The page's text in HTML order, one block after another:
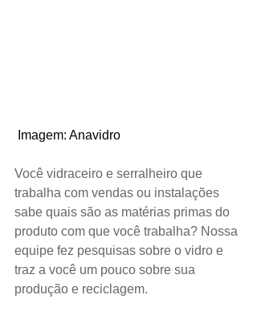
Imagem: Anavidro
Você vidraceiro e serralheiro que
trabalha com vendas ou instalações
sabe quais são as matérias primas do
produto com que você trabalha? Nossa
equipe fez pesquisas sobre o vidro e
traz a você um pouco sobre sua
produção e reciclagem.